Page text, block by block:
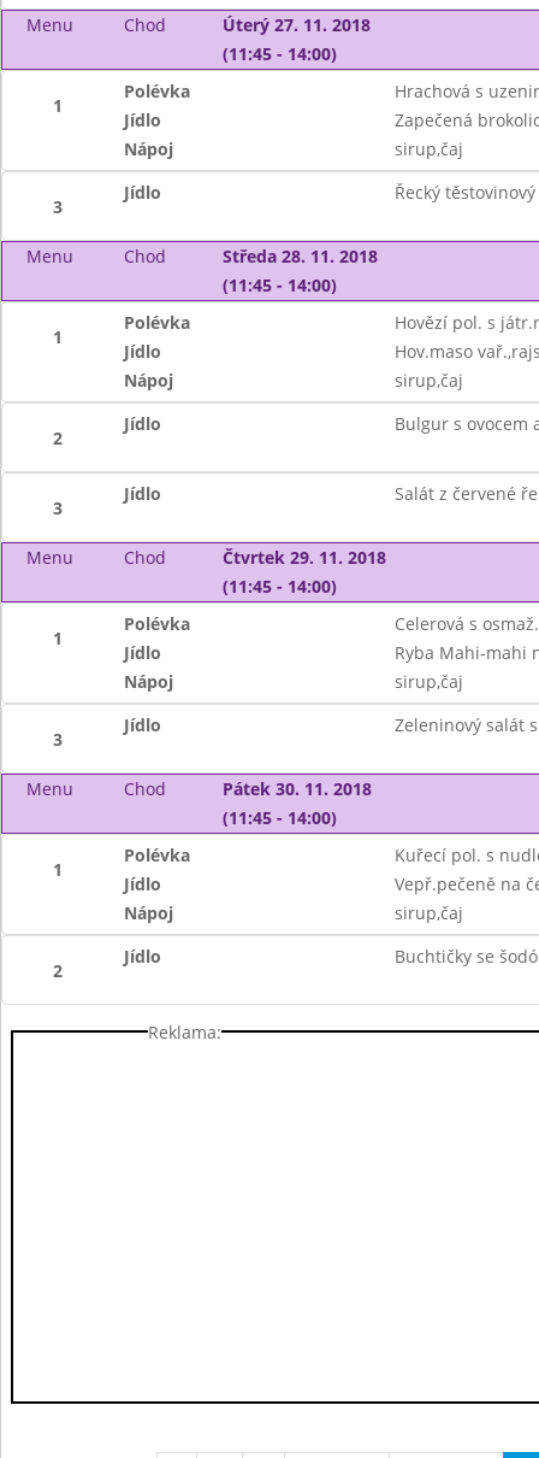
Menu Chod
Úterý 27. 11. 2018
(11:45 - 14:00)
1
Polévka
Hrachová s
Jídlo
Zapečená
Nápoj
sirup,čaj
3
Jídlo Řecký
Menu Chod
Středa 28. 11. 2018
(11:45 - 14:00)
1
Polévka
Hovězí pol. s
Jídlo
Hov.maso
Nápoj
sirup,čaj
2
Jídlo Bulgur s ovocem
3
Jídlo Salát z červené
Menu Chod
Čtvrtek 29. 11. 2018
(11:45 - 14:00)
1
Polévka
Celerová s
Jídlo
Ryba Mahi-mahi
Nápoj
sirup,čaj
3
Jídlo Zeleninový salát
Menu Chod
Pátek 30. 11. 2018
(11:45 - 14:00)
1
Polévka
Kuřecí pol. s
Jídlo
Vepř.pečeně na
Nápoj
sirup,čaj
2
Jídlo Buchtičky se šodó
Reklama: